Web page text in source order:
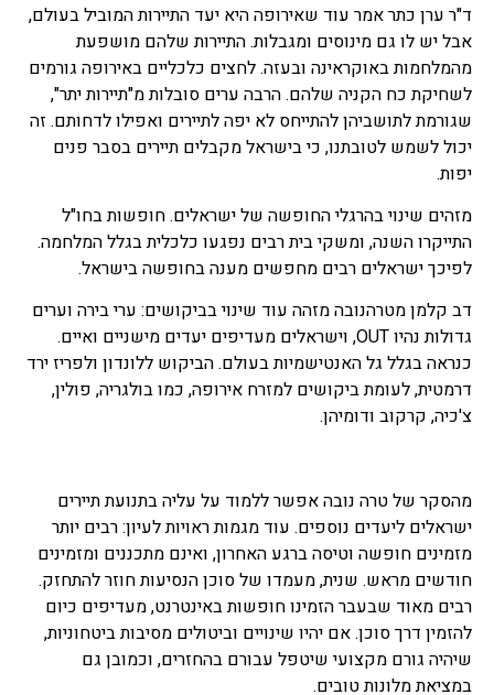
ד"ר ערן כתר אמר עוד שאירופה היא יעד התיירות המוביל בעולם,
אבל יש לו גם מינוסים ומגבלות. התיירות שלהם מושפעת
מהמלחמות באוקראינה ובעזה. לחצים כלכליים באירופה גורמים
לשחיקת כח הקניה שלהם. הרבה ערים סובלות מ"תיירות יתר",
שגורמת לתושביהן להתייחס לא יפה לתיירים ואפילו לדחותם. זה
יכול לשמש לטובתנו, כי בישראל מקבלים תיירים בסבר פנים
יפות.
מזהים שינוי בהרגלי החופשה של ישראלים. חופשות בחו"ל
התייקרו השנה, ומשקי בית רבים נפגעו כלכלית בגלל המלחמה.
לפיכך ישראלים רבים מחפשים מענה בחופשה בישראל.
דב קלמן מטרהנובה מזהה עוד שינוי בביקושים: ערי בירה וערים
גדולות נהיו OUT, וישראלים מעדיפים יעדים מישניים ואיים.
כנראה בגלל גל האנטישמיות בעולם. הביקוש ללונדון ולפריז ירד
דרמטית, לעומת ביקושים למזרח אירופה, כמו בולגריה, פולין,
צ'כיה, קרקוב ודומיהן.
מהסקר של טרה נובה אפשר ללמוד על עליה בתנועת תיירים
ישראלים ליעדים נוספים. עוד מגמות ראויות לעיון: רבים יותר
מזמינים חופשה וטיסה ברגע האחרון, ואינם מתכננים ומזמינים
חודשים מראש. שנית, מעמדו של סוכן הנסיעות חוזר להתחזק.
רבים מאוד שבעבר הזמינו חופשות באינטרנט, מעדיפים כיום
להזמין דרך סוכן. אם יהיו שינויים וביטולים מסיבות ביטחוניות,
שיהיה גורם מקצועי שיטפל עבורם בהחזרים, וכמובן גם
במציאת מלונות טובים.